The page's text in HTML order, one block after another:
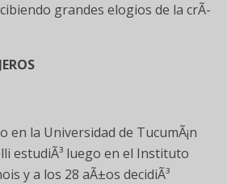
grandes elogios de la crÃ­
en la Universidad de TucumÃ¡n
estudiÃ³ luego en el Instituto
y a los 28 aÃ±os decidiÃ³